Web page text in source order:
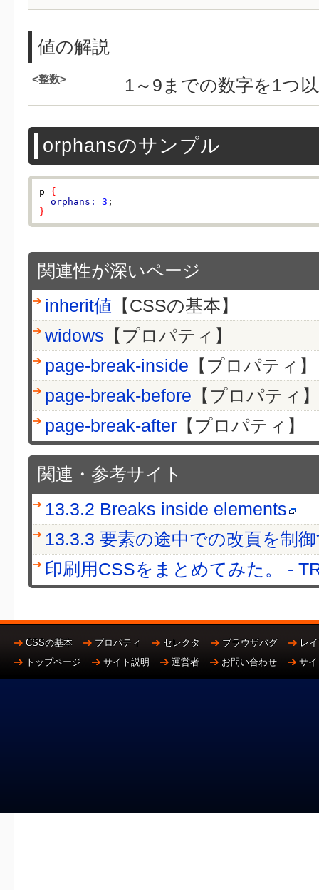
値の解説
<整数> 1～9までの数字を1つ
orphansのサンプル
p {
orphans:
3
}
関連性が深いページ
inherit値 【CSSの基本】
widows 【プロパティ】
page-break-inside 【プロパティ】
page-break-before 【プロパティ】
page-break-after 【プロパティ】
関連・参考サイト
13.3.2 Breaks inside elements
13.3.3 要素の途中での改頁を制
印刷用CSSをまとめてみた。 -
CSSの基本 プロパティ セレクタ ブラウザバグ
レ
トップページ
サイト説明 運営者 お問い合わせ サ